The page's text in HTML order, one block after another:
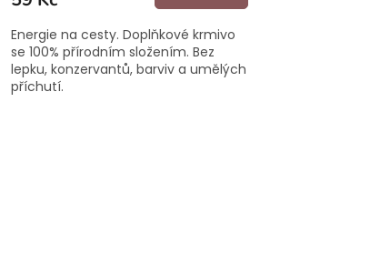
Energie na cesty. Doplňkové krmivo
se 100% přírodním složením. Bez
lepku, konzervantů, barviv a umělých
příchutí.